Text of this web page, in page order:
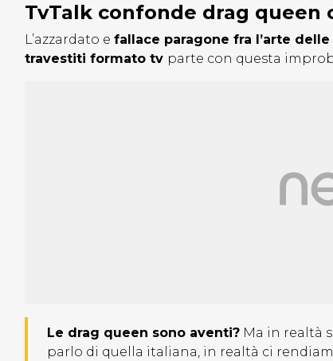
TvTalk confonde drag
L’azzardato e fallace paragone fra l’arte
travestiti formato tv parte con questa
Le drag queen sono aventi? Ma in realtà
parlo di quella italiana, in realtà ci